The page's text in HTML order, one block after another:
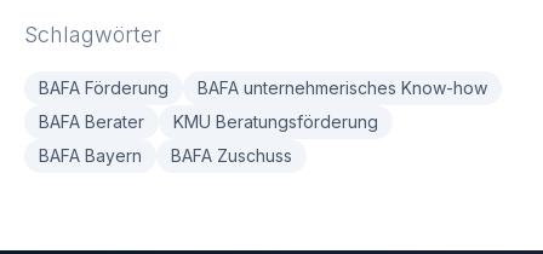
Schlagwörter
BAFA Förderung
BAFA unternehmerisches Know-how
BAFA Berater
KMU Beratungsförderung
BAFA Bayern
BAFA Zuschuss